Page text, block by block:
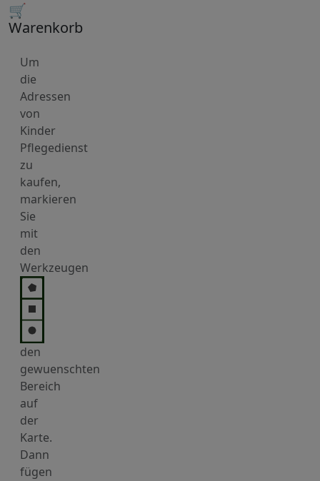
🛒
Warenkorb
Um
die
Adressen
von
Kinder
Pflegedienst
zu
kaufen,
markieren
Sie
mit
den
Werkzeugen
den
gewuenschten
Bereich
auf
der
Karte.
Dann
fügen